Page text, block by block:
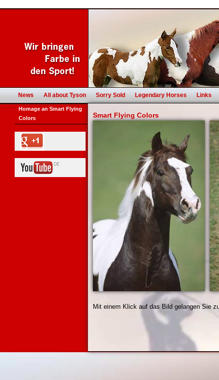
News All about Tyson Sorry Sold Legendary Horses Links
Homage an Smart Flying
Colors
Smart Flying Colors
Mit einem Klick auf das Bild gelangen Sie